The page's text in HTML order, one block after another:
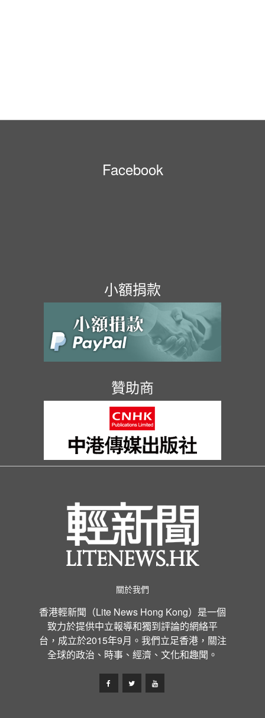
Facebook
小額捐款
贊助商
關於我們
香港輕新聞（Lite News Hong Kong）是一個
致力於提供中立報導和獨到評論的網絡平
台，成立於2015年9月。我們立足香港，關注
全球的政治、時事、經濟、文化和趣聞。